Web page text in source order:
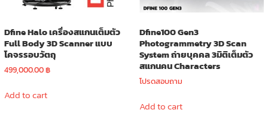
Dfine Halo เครื่องสแกนเต็มตัว
Full Body 3D Scanner แบบ
โคจรรอบวัตถุ
499,000.00฿
Add to cart
Dfine100 Gen3
Photogrammetry 3D Scan
System ถ่ายบุคคล 3มิติเต็มตัว
สแกนคน Characters
โปรดสอบถาม
Add to cart